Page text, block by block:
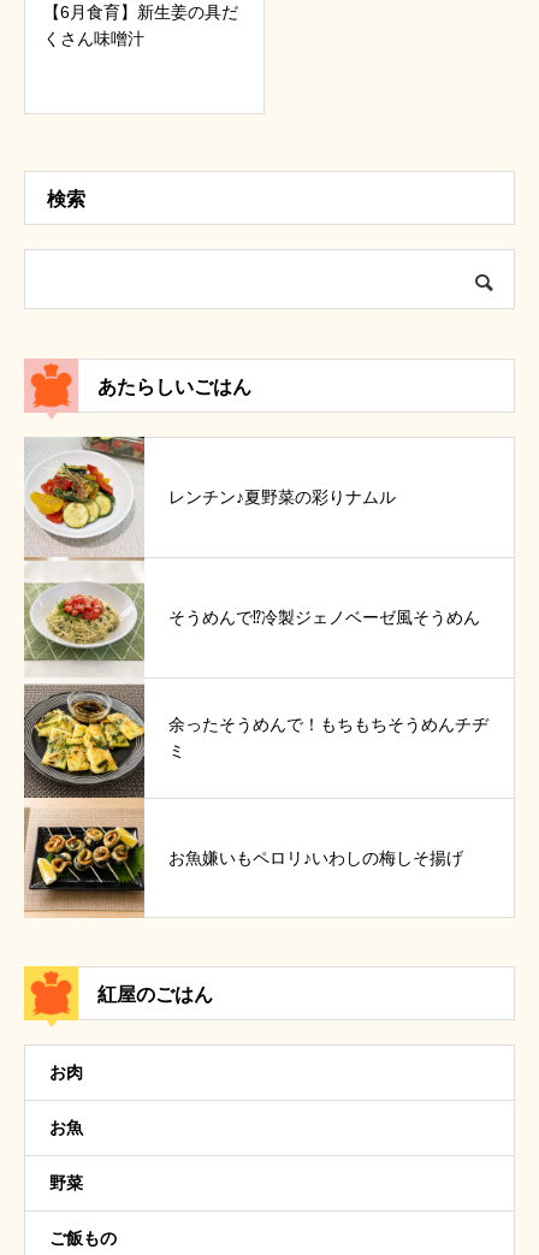
【6月食育】新生姜の具だ
くさん味噌汁
検索
あたらしいごはん
レンチン♪夏野菜の彩りナムル
そうめんで⁉冷製ジェノベーゼ風そうめん
余ったそうめんで！もちもちそうめんチヂ
ミ
お魚嫌いもペロリ♪いわしの梅しそ揚げ
紅屋のごはん
お肉
お魚
野菜
ご飯もの